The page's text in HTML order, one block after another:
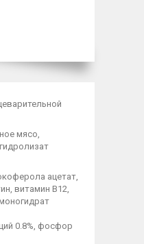
мясо,
ацетат,
витамин В12,
0.8%, фосфор